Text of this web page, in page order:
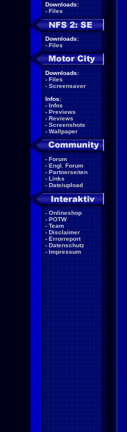
Downloads:
- Files
Downloads:
- Files
Downloads:
- Files
- Screensaver
Infos:
- Infos
- Previews
- Reviews
- Screenshots
- Wallpaper
- Forum
- Engl. Forum
- Partnerseiten
- Links
- Dateiupload
- Onlineshop
- POTW
- Team
- Disclaimer
- Errorreport
- Datenschutz
- Impressum